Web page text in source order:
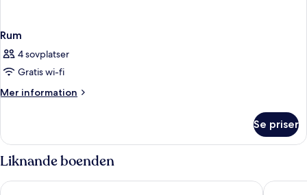
Rum
4 sovplatser
Gratis wi-fi
Mer information
Mer
Se priser
Liknande boenden
Holiday Inn Express Lisbon, Av. Liberdade by IHG